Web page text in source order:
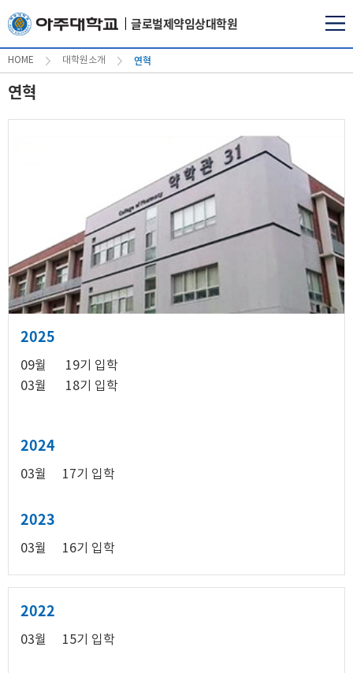
글로벌제약임상대학원
HOME 대학원소개 연혁
연혁
2025
09월 19기 입학
03월 18기 입학
2024
03월 17기 입학
2023
03월 16기 입학
2022
03월 15기 입학